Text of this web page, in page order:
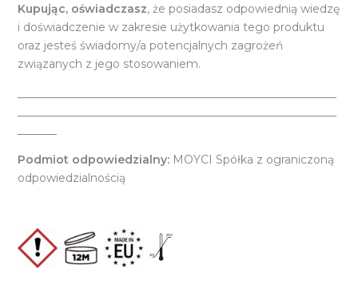
Kupując, oświadczasz, że posiadasz odpowiednią wiedzę
i doświadczenie w zakresie użytkowania tego produktu
oraz jesteś świadomy/a potencjalnych zagrożeń
związanych z jego stosowaniem.
Podmiot odpowiedzialny:MOYCI Spółka z ograniczoną
odpowiedzialnością